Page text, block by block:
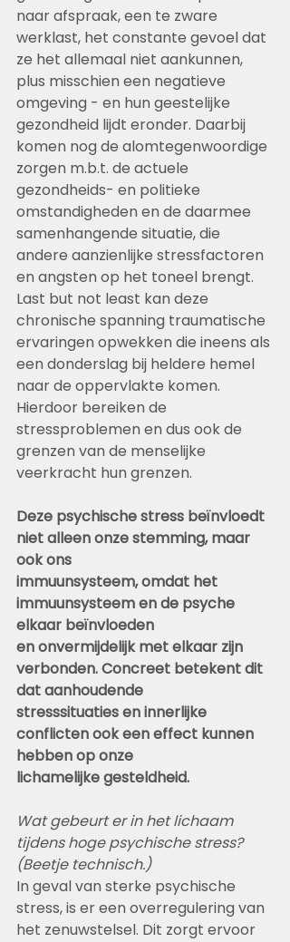
naar afspraak, een te zware
werklast, het constante gevoel dat
ze het allemaal niet aankunnen,
plus misschien een negatieve
omgeving - en hun geestelijke
gezondheid lijdt eronder. Daarbij
komen nog de alomtegenwoordige
zorgen m.b.t. de actuele
gezondheids- en politieke
omstandigheden en de daarmee
samenhangende situatie, die
andere aanzienlijke stressfactoren
en angsten op het toneel brengt.
Last but not least kan deze
chronische spanning traumatische
ervaringen opwekken die ineens als
een donderslag bij heldere hemel
naar de oppervlakte komen.
Hierdoor bereiken de
stressproblemen en dus ook de
grenzen van de menselijke
veerkracht hun grenzen.
Deze psychische stress beïnvloedt
niet alleen onze stemming, maar
ook ons
immuunsysteem, omdat het
immuunsysteem en de psyche
elkaar beïnvloeden
en onvermijdelijk met elkaar zijn
verbonden. Concreet betekent dit
dat aanhoudende
stresssituaties en innerlijke
conflicten ook een effect kunnen
hebben op onze
lichamelijke gesteldheid.
Wat gebeurt er in het lichaam
tijdens hoge psychische stress?
(Beetje technisch.)
In geval van sterke psychische
stress, is er een overregulering van
het zenuwstelsel. Dit zorgt ervoor